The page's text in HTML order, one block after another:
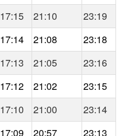
17:15 21:10
23:19
17:14 21:08
23:18
17:13 21:05
23:16
17:12 21:02
23:15
17:10 21:00
23:14
17:09 20:57
23:13